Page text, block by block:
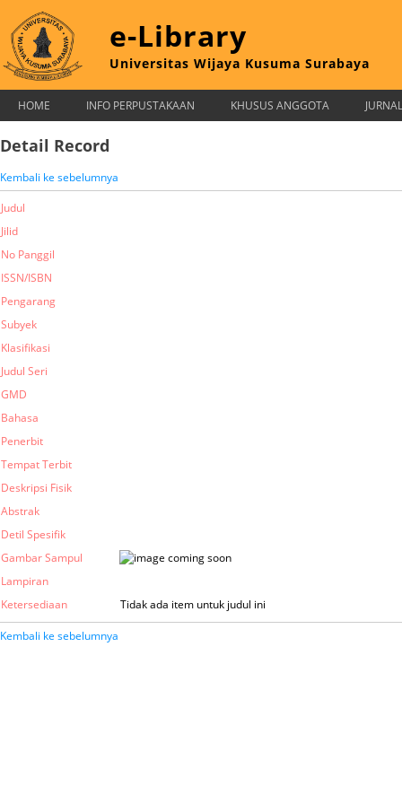
e-Library
Universitas Wijaya Kusuma Surabaya
HOME INFO PERPUSTAKAAN KHUSUS ANGGOTA JURNAL
Detail Record
Kembali ke sebelumnya
Judul
Jilid
No Panggil
ISSN/ISBN
Pengarang
Subyek
Klasifikasi
Judul Seri
GMD
Bahasa
Penerbit
Tempat Terbit
Deskripsi Fisik
Abstrak
Detil Spesifik
Gambar Sampul
Lampiran
Ketersediaan
Tidak ada item untuk judul ini
Kembali ke sebelumnya